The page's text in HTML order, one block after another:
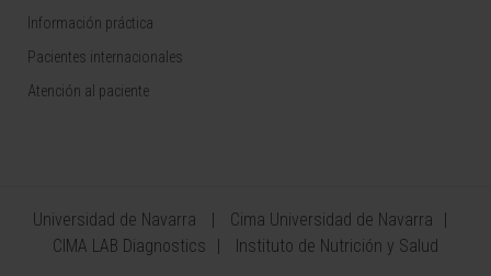
Información práctica
Pacientes internacionales
Atención al paciente
Universidad de Navarra
Cima Universidad de Navarra
CIMA LAB Diagnostics
Instituto de Nutrición y Salud